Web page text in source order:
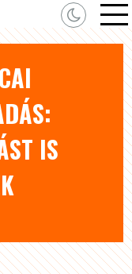
IS